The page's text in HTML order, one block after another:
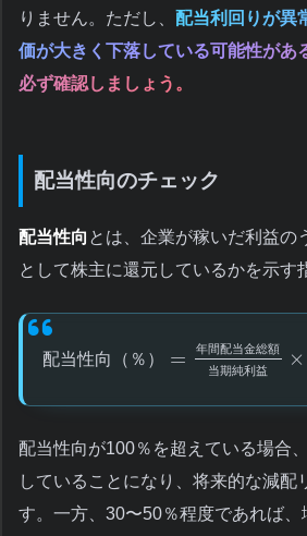
りません。ただし、 配当利回りが異
価が大きく下落している可能性があ
必ず確認しましょう。
配当性向のチェック
配当性向 とは、企業が稼いだ利益の
として株主に還元しているかを示す
配当性向 （ ％ ） = 年間配当金総額
当期純利益
×
配当性向が100％を超えている場合
していることになり、将来的な減配
す。一方、30〜50％程度であれば、